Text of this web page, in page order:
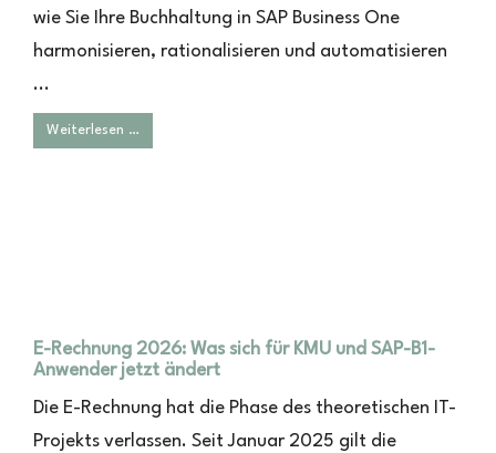
wie Sie Ihre Buchhaltung in SAP Business One
harmonisieren, rationalisieren und automatisieren
...
Weiterlesen …
E-Rechnung 2026: Was sich für KMU und SAP-B1-
Anwender jetzt ändert
Die E-Rechnung hat die Phase des theoretischen IT-
Projekts verlassen. Seit Januar 2025 gilt die